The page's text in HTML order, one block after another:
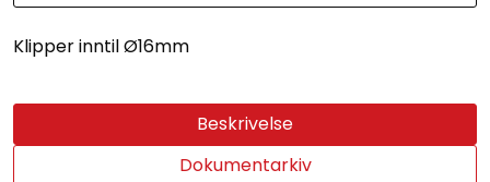
Klipper inntil Ø16mm
Beskrivelse
Dokumentarkiv